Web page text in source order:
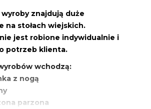
znajdują duże
na stołach wiejskich.
jest robione indywidualnie i
potrzeb klienta.
wchodzą:
z nogą
parzona